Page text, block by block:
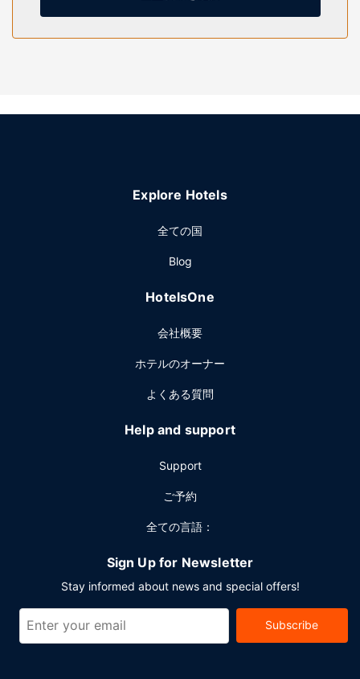
ーをはじめ多種のレクリエーション設備をお見逃しなく。こ
クスプレス チェックアウトをお使いいただけます。ロックポ
室の会議室など総面積 76 平方メートル (817 平方フィート)
ーキング (無料) が備わっています。
Explore Hotels
全ての国
Blog
HotelsOne
会社概要
ホテルのオーナー
よくある質問
Help and support
Support
ご予約
全ての言語：
Sign Up for Newsletter
Stay informed about news and special offers!
Subscribe